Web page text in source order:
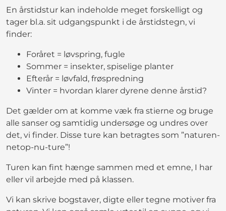
En årstidstur kan indeholde meget forskelligt og
tager bl.a. sit udgangspunkt i de årstidstegn, vi
finder:
Foråret = løvspring, fugle
Sommer = insekter, spiselige planter
Efterår = løvfald, frøspredning
Vinter = hvordan klarer dyrene denne årstid?
Det gælder om at komme væk fra stierne og bruge
alle sanser og samtidig undersøge og undres over
det, vi finder. Disse ture kan betragtes som ”naturen-
netop-nu-ture”!
Turen kan fint hænge sammen med et emne, I har
eller vil arbejde med på klassen.
Vi kan skrive bogstaver, digte eller tegne motiver fra